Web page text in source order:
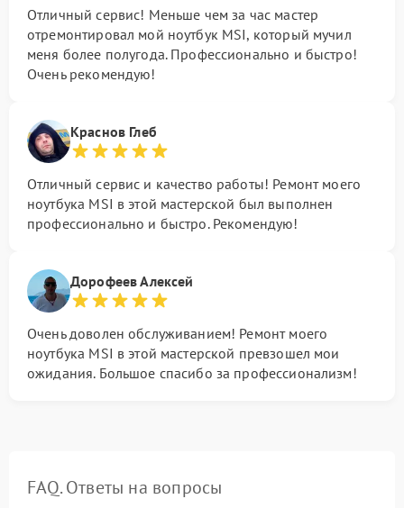
Отличный сервис! Меньше чем за час мастер
отремонтировал мой ноутбук MSI, который мучил
меня более полугода. Профессионально и быстро!
Очень рекомендую!
Краснов Глеб
Отличный сервис и качество работы! Ремонт моего
ноутбука MSI в этой мастерской был выполнен
профессионально и быстро. Рекомендую!
Дорофеев Алексей
Очень доволен обслуживанием! Ремонт моего
ноутбука MSI в этой мастерской превзошел мои
ожидания. Большое спасибо за профессионализм!
FAQ. Ответы на вопросы